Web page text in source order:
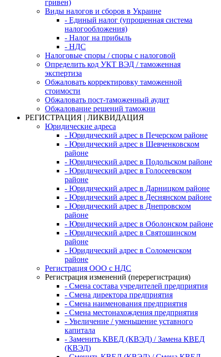
гривен)
Виды налогов и сборов в Украине
- Единый налог (упрощенная система
налогообложения)
- Налог на прибыль
- НДС
Налоговые споры / споры с налоговой
Определить код УКТ ВЭД / таможенная
экспертиза
Обжаловать корректировку таможенной
стоимости
Обжаловать пост-таможенный аудит
Обжалование решений таможни
РЕГИСТРАЦИЯ | ЛИКВИДАЦИЯ
Юридические адреса
- Юридический адрес в Печерском районе
- Юридический адрес в Шевченковском
районе
- Юридический адрес в Подольском районе
- Юридический адрес в Голосеевском
районе
- Юридический адрес в Дарницком районе
- Юридический адрес в Деснянском районе
- Юридический адрес в Днепровском
районе
- Юридический адрес в Оболонском районе
- Юридический адрес в Святошинском
районе
- Юридический адрес в Соломенском
районе
Регистрация ООО с НДС
Регистрация изменений (перерегистрация)
- Смена состава учредителей предприятия
- Смена директора предприятия
- Смена наименования предприятия
- Смена местонахождения предприятия
- Увеличение / уменьшение уставного
капитала
- Заменить КВЕД (КВЭД) / Замена КВЕД
(КВЭД)